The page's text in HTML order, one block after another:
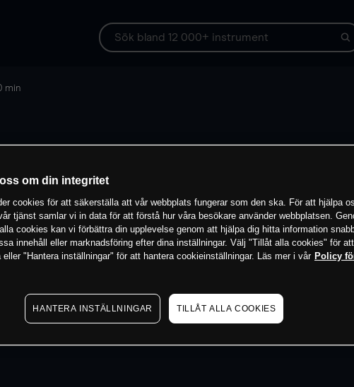
min
om din integritet
cookies för att säkerställa att vår webbplats fungerar som den ska. För att hjälpa
tjänst samlar vi in data för att förstå hur våra besökare använder webbplatsen.
cookies kan vi förbättra din upplevelse genom att hjälpa dig hitta information
innehåll eller marknadsföring efter dina inställningar. Välj "Tillåt alla cookies" för att
eller "Hantera inställningar" för att hantera cookieinställningar. Läs mer i vår Policy
HANTERA INSTÄLLNINGAR TILLÅT ALLA COOKIES